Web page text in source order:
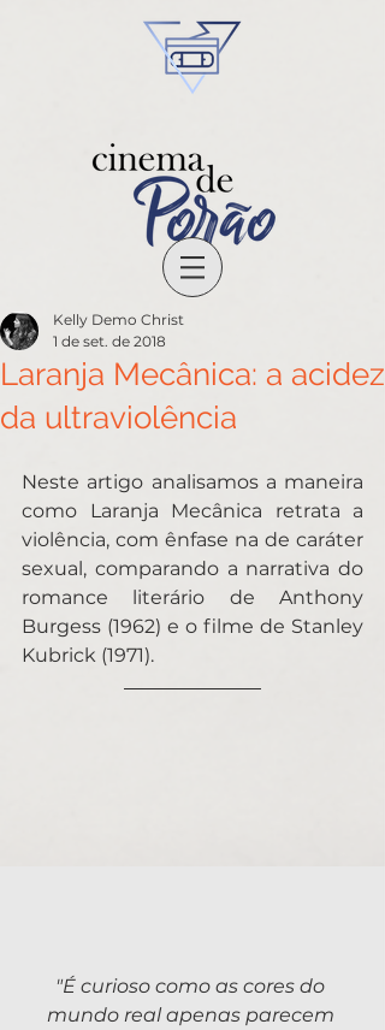
Laranja Mecânica: a acidez
da ultraviolência
Kelly Demo Christ
1 de set. de 2018
Neste artigo analisamos a maneira
como Laranja Mecânica retrata a
violência, com ênfase na de caráter
sexual, comparando a narrativa do
romance literário de Anthony
Burgess (1962) e o filme de Stanley
Kubrick (1971).
"É curioso como as cores do
mundo real apenas parecem